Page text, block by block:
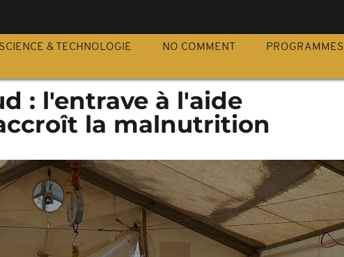
SCIENCE & TECHNOLOGIE NO COMMENT PROGRAMMES
: l'entrave à l'aide
la malnutrition